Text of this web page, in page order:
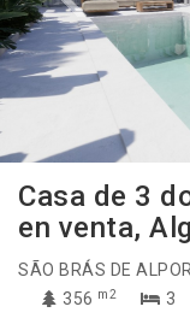
Casa de 3
en venta,
SÃO BRÁS DE
356 m2 3